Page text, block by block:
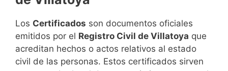
Los Certificados son documentos oficiales
emitidos por el Registro Civil de Villatoya que
acreditan hechos o actos relativos al estado
civil de las personas. Estos certificados sirven